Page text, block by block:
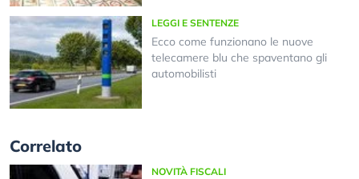
LEGGI E SENTENZE
Ecco come funzionano le nuove
telecamere blu che spaventano gli
automobilisti
Correlato
NOVITÀ FISCALI